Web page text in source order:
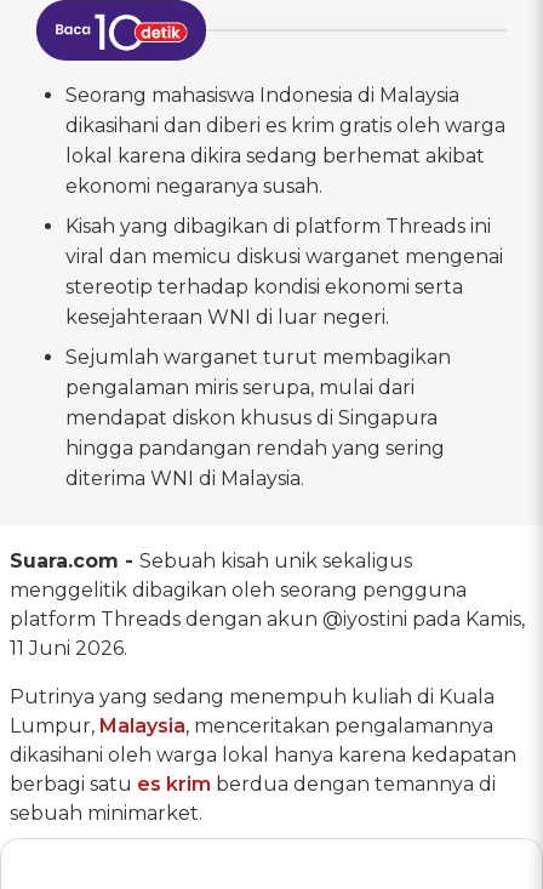
Seorang mahasiswa Indonesia di Malaysia
dikasihani dan diberi es krim gratis oleh warga
lokal karena dikira sedang berhemat akibat
ekonomi negaranya susah.
Kisah yang dibagikan di platform Threads ini
viral dan memicu diskusi warganet mengenai
stereotip terhadap kondisi ekonomi serta
kesejahteraan WNI di luar negeri.
Sejumlah warganet turut membagikan
pengalaman miris serupa, mulai dari
mendapat diskon khusus di Singapura
hingga pandangan rendah yang sering
diterima WNI di Malaysia.
Suara.com - Sebuah kisah unik sekaligus
menggelitik dibagikan oleh seorang pengguna
platform Threads dengan akun @iyostini pada Kamis,
11 Juni 2026.
Putrinya yang sedang menempuh kuliah di Kuala
Lumpur, Malaysia, menceritakan pengalamannya
dikasihani oleh warga lokal hanya karena kedapatan
berbagi satu es krim berdua dengan temannya di
sebuah minimarket.